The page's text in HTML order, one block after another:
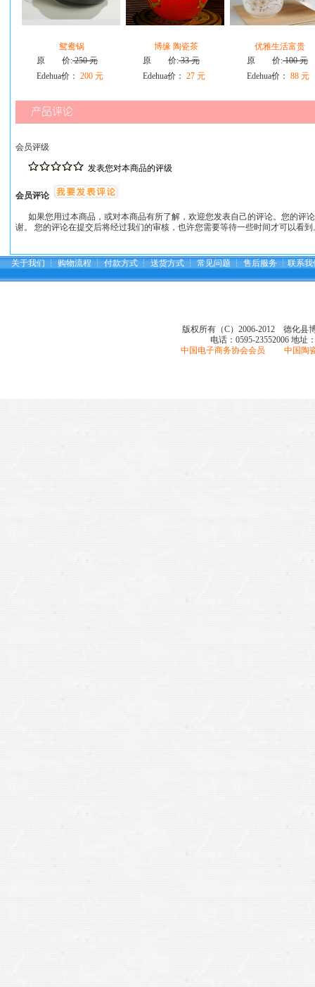
鸳鸯锅
原 价:250 元
Edehua价： 200 元
博缘 陶瓷茶
原 价:33 元
Edehua价： 27 元
优雅生活富贵
原 价:100 元
Edehua价： 88 元
会员评级
发表您对本商品的评级
会员评论
如果您用过本商品，或对本商品有所了解，欢迎您发表自己的评论。您的评
谢。 您的评论在提交后将经过我们的审核，也许您需要等待一些时间才可以看
关于我们 ┆ 购物流程 ┆ 付款方式 ┆ 送货方式 ┆ 常见问题 ┆ 售后服务 ┆ 联系我
版权所有（C）2006-2012 德化县
电话：0595-23552006 地址
中国电子商务协会会员 中国陶